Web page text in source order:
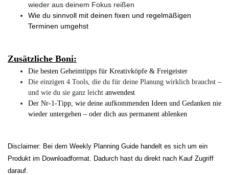
wieder aus deinem Fokus reißen
Wie du sinnvoll mit deinen fixen und regelmäßigen
Terminen umgehst
Zusätzliche Boni:
Die besten Geheimtipps für Kreativköpfe & Freigeister
Die einzigen 4 Tools, die du für deine Planung wirklich brauchst –
und wie du sie ganz leicht anwendest
Der Nr-1-Tipp, wie deine aufkommenden Ideen und Gedanken nie
wieder untergehen – oder dich aus permanent ablenken
Disclaimer: Bei dem Weekly Planning Guide handelt es sich um ein
Produkt im Downloadformat. Dadurch hast du direkt nach Kauf Zugriff
darauf.